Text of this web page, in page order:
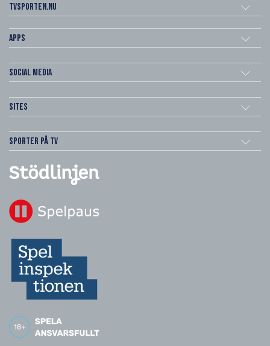
Tvsporten.nu
Apps
Social Media
Sites
Sporter på TV